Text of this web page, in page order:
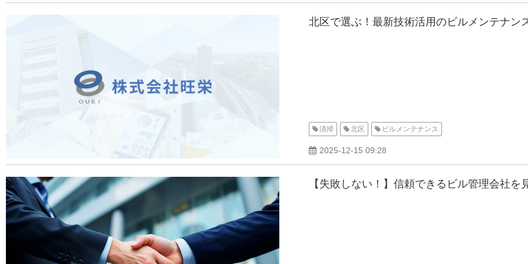
北区で選ぶ！最新技術活用のビルメンテナン
清掃 北区 ビルメンテナンス
2025-12-15 09:28
【失敗しない！】信頼できるビル管理会社を